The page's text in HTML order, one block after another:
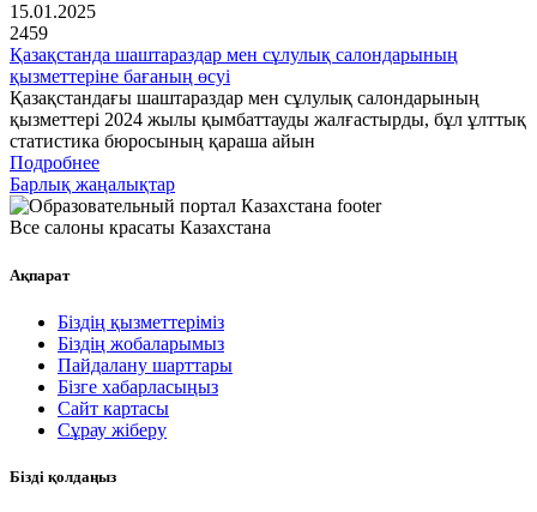
15.01.2025
2459
Қазақстанда шаштараздар мен сұлулық салондарының
қызметтеріне бағаның өсуі
Қазақстандағы шаштараздар мен сұлулық салондарының
қызметтері 2024 жылы қымбаттауды жалғастырды, бұл ұлттық
статистика бюросының қараша айын
Подробнее
Барлық жаңалықтар
Все салоны красаты Казахстана
Ақпарат
Біздің қызметтеріміз
Біздің жобаларымыз
Пайдалану шарттары
Бізге хабарласыңыз
Сайт картасы
Сұрау жіберу
Бізді қолдаңыз